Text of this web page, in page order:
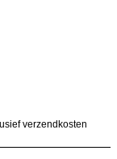
verzendkosten